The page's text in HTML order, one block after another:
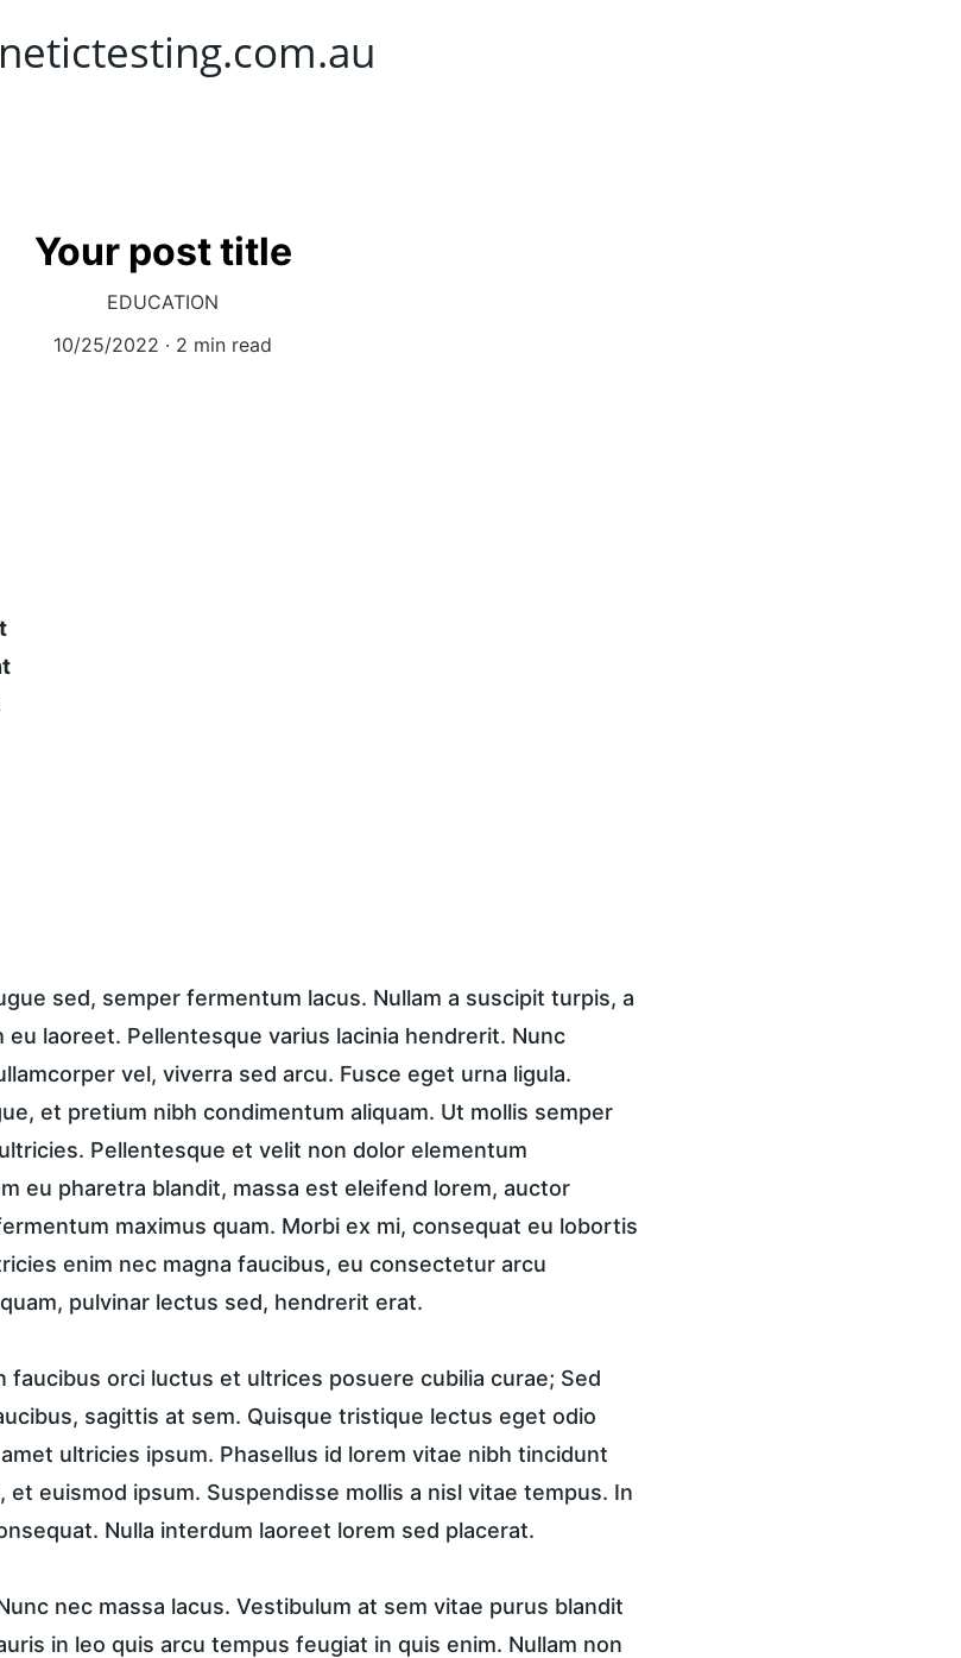
Your post title
EDUCATION
10/25/2022
2 min read
sed, semper fermentum lacus. Nullam a suscipit turpis, a
eu laoreet. Pellentesque varius lacinia hendrerit. Nunc
vel, viverra sed arcu. Fusce eget urna ligula.
et pretium nibh condimentum aliquam. Ut mollis semper
Pellentesque et velit non dolor elementum
eu pharetra blandit, massa est eleifend lorem, auctor
maximus quam. Morbi ex mi, consequat eu lobortis
enim nec magna faucibus, eu consectetur arcu
pulvinar lectus sed, hendrerit erat.
faucibus orci luctus et ultrices posuere cubilia curae; Sed
sagittis at sem. Quisque tristique lectus eget odio
ultricies ipsum. Phasellus id lorem vitae nibh tincidunt
et euismod ipsum. Suspendisse mollis a nisl vitae tempus. In
Nulla interdum laoreet lorem sed placerat.
nec massa lacus. Vestibulum at sem vitae purus blandit
in leo quis arcu tempus feugiat in quis enim. Nullam non